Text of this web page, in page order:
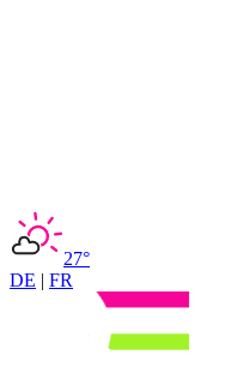
27°
DE | FR